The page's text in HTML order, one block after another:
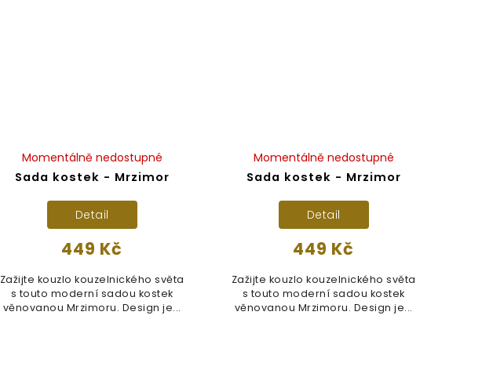
Sada kostek - Mrzimor
Momentálně nedostupné
449 Kč
Detail
Zažijte kouzlo kouzelnického světa
s touto moderní sadou kostek
věnovanou Mrzimoru. Design je...
Sada kostek - Mrzimor
Momentálně nedostupné
449 Kč
Detail
Zažijte kouzlo kouzelnického světa
s touto moderní sadou kostek
věnovanou Mrzimoru. Design je...